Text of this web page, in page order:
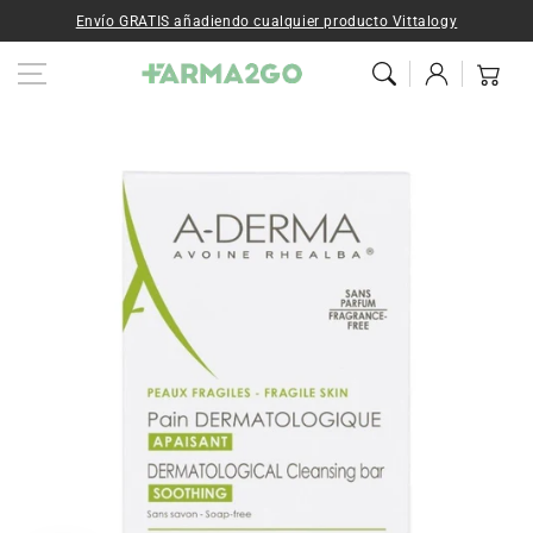
Ir al contenidoEnvío GRATIS añadiendo cualquier producto Vittalogy
Iniciar
sesión
Carrito